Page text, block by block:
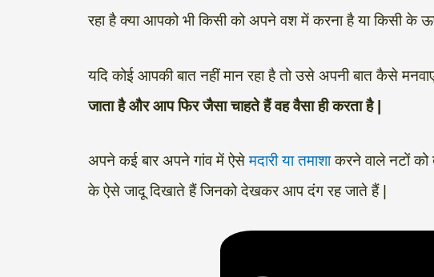
p
a
o
r
I
n
रहा है क्या आपको भी किसी को अपने वश में करना है या किसी के
यदि कोई आपकी बात नहीं मान रहा है तो उसे अपनी बात कैसे
जाता है और आप फिर जैसा चाहते हैं वह वैसा ही करता है |
अपने कई बार अपने गांव में ऐसेमदारी या तमाशाकरने वाले नटों को
के ऐसे जादू दिखाते हैं जिनको देखकर आप दंग रह जाते हैं |